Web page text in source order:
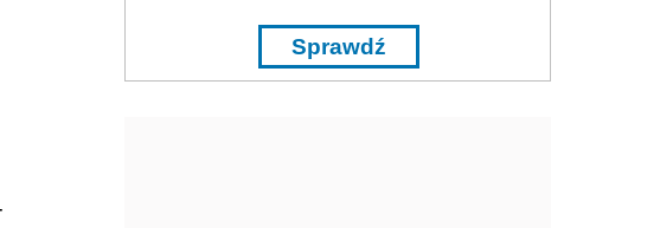
Sprawdź